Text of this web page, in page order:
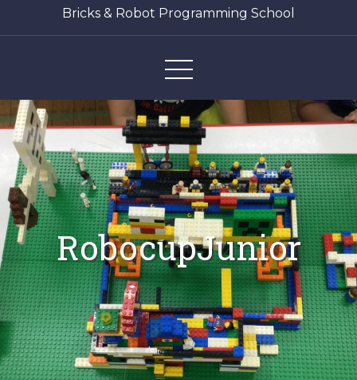
Bricks & Robot Programming School
RobocupJunior